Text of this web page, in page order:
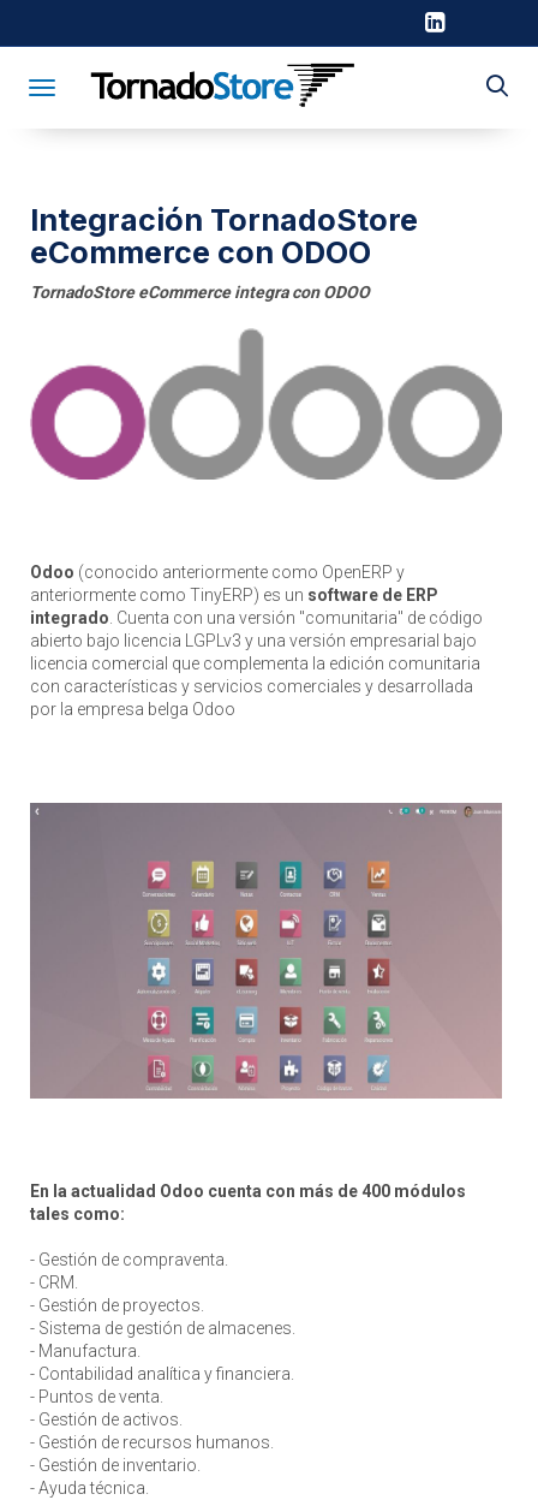
Toggle navigation
Integración TornadoStore
eCommerce con ODOO
TornadoStore eCommerce integra con ODOO
Odoo (conocido anteriormente como OpenERP y
anteriormente como TinyERP) es un software de ERP
integrado. Cuenta con una versión "comunitaria" de código
abierto bajo licencia LGPLv3 y una versión empresarial bajo
licencia comercial que complementa la edición comunitaria
con características y servicios comerciales y desarrollada
por la empresa belga Odoo
En la actualidad Odoo cuenta con más de 400 módulos
tales como:
- Gestión de compraventa.
- CRM.
- Gestión de proyectos.
- Sistema de gestión de almacenes.
- Manufactura.
- Contabilidad analítica y financiera.
- Puntos de venta.
- Gestión de activos.
- Gestión de recursos humanos.
- Gestión de inventario.
- Ayuda técnica.